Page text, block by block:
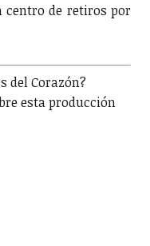
centro de retiros por
del Corazón?
esta producción